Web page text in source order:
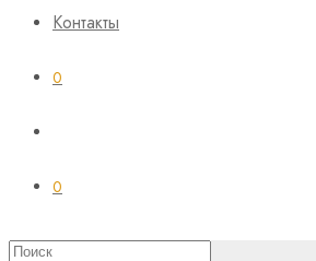
Контакты
0
0